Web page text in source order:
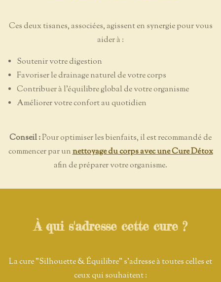
Ces deux tisanes, associées, agissent en synergie pour vous
aider à :
Soutenir votre digestion
Favoriser le drainage naturel de votre corps
Contribuer à l'équilibre global de votre organisme
Améliorer votre confort au quotidien
Conseil :Pour optimiser les bienfaits, il est recommandé de
commencer par unnettoyage du corps avec une Cure Détox
afin de préparer votre organisme.
À qui s'adresse cette cure ?
La cure "Silhouette & Équilibre" s'adresse à toutes celles et
ceux qui souhaitent :